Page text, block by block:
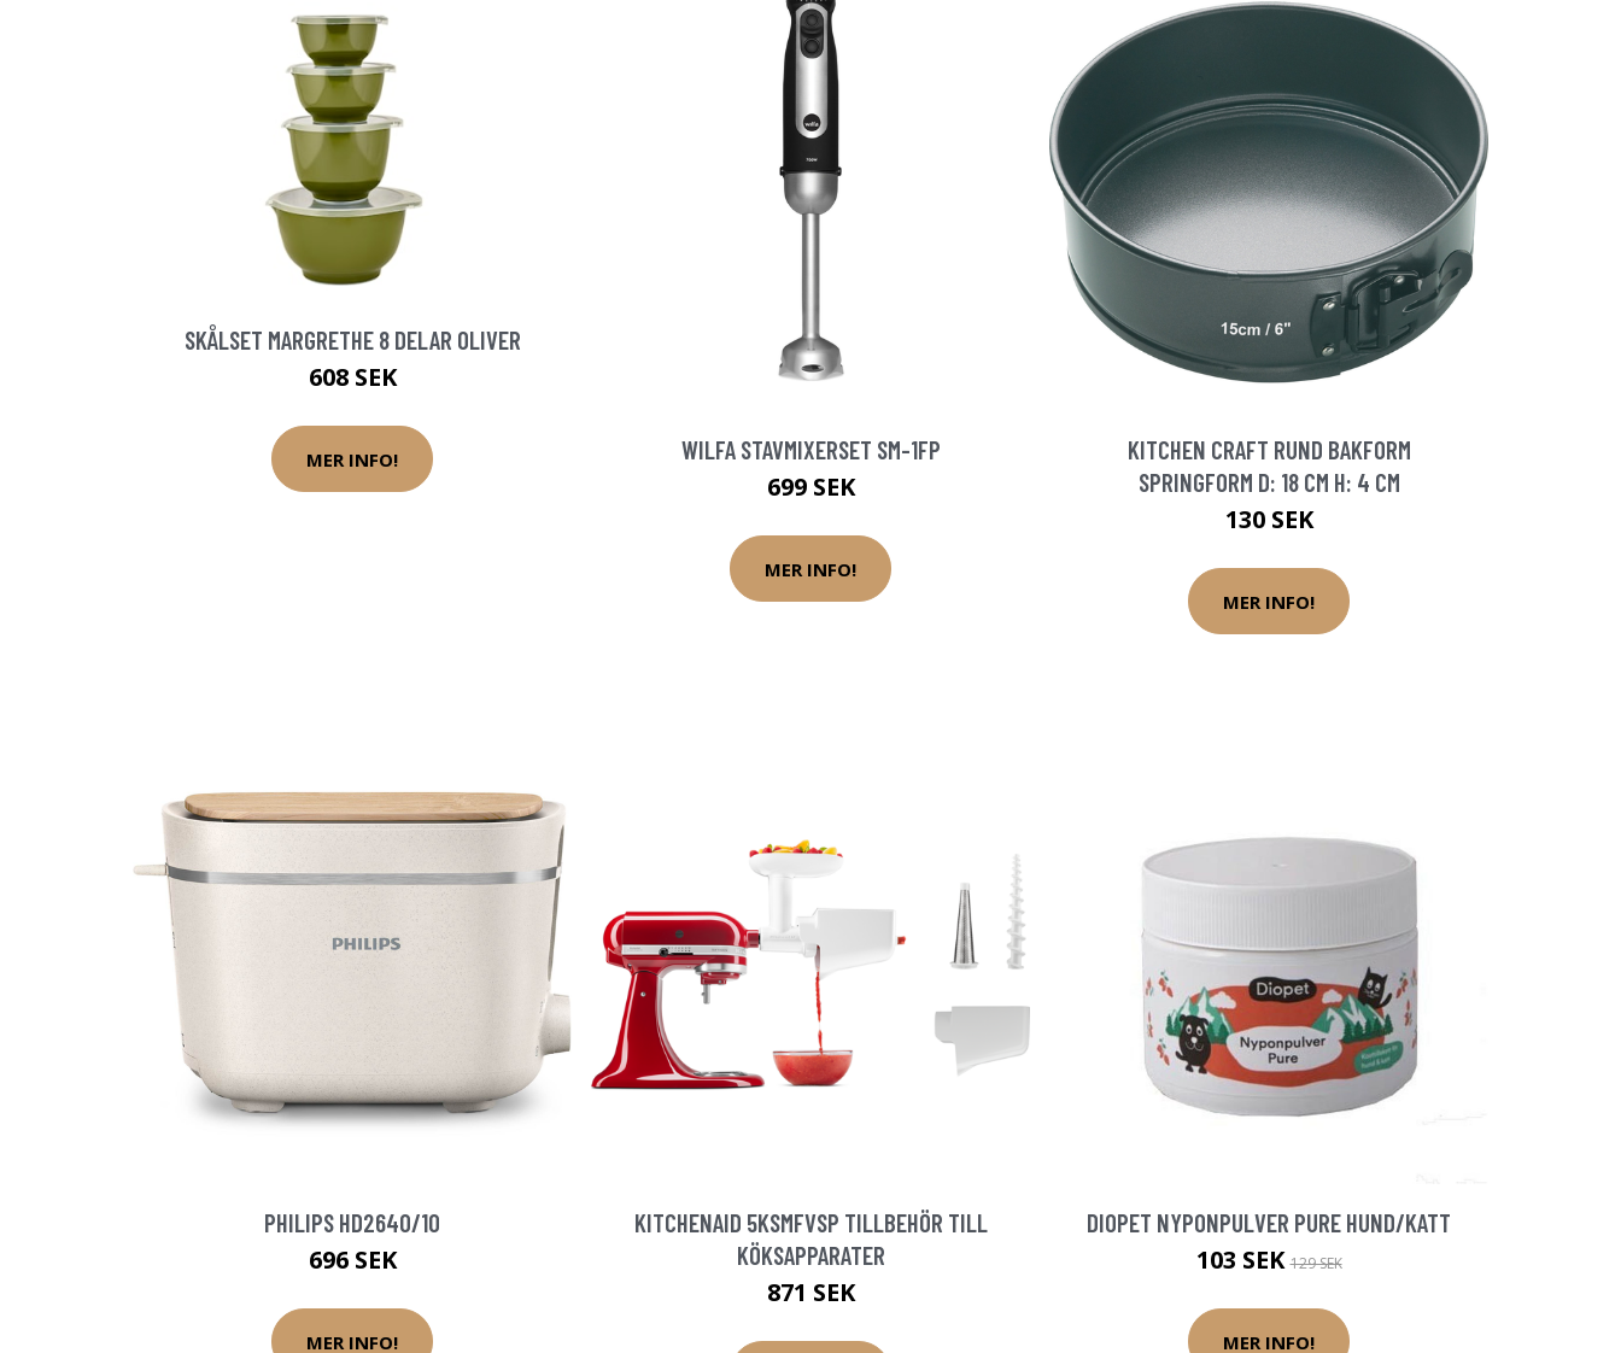
SKÅLSET MARGRETHE 8 DELAR OLIVER
608 SEK
MER INFO! WILFA STAVMIXERSET SM-1FP
699 SEK
MER INFO!
KITCHEN CRAFT RUND BAKFORM
SPRINGFORM D: 18 CM H: 4 CM
130 SEK
MER INFO!
PHILIPS HD2640/10
696 SEK
MER INFO!
KITCHENAID 5KSMFVSP TILLBEHÖR TILL
KÖKSAPPARATER
871 SEK
DIOPET NYPONPULVER PURE HUND/KATT
103 SEK129 SEK
MER INFO!